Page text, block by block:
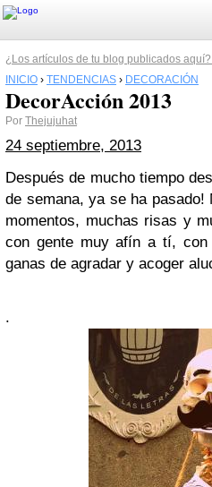
¿Los artículos de tu blog publicados
INICIO › TENDENCIAS › DECORACIÓN
DecorAcción 2013
Por Thejujuhat
24 septiembre, 2013
Después de mucho tiempo
de semana, ya se ha pasado!
momentos, muchas risas y
con gente muy afín a tí,
ganas de agradar y acoger
.